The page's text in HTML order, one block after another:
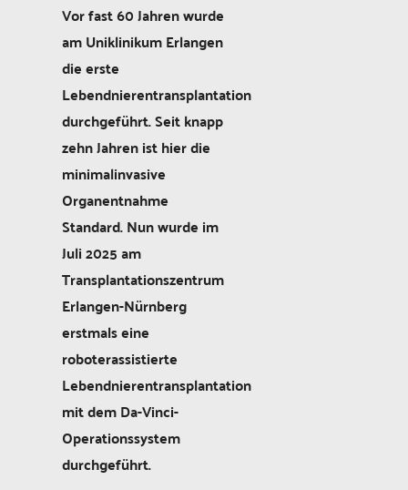
Vor fast 60 Jahren wurde
am Uniklinikum Erlangen
die erste
Lebendnierentransplantation
durchgeführt. Seit knapp
zehn Jahren ist hier die
minimalinvasive
Organentnahme
Standard. Nun wurde im
Juli 2025 am
Transplantationszentrum
Erlangen-Nürnberg
erstmals eine
roboterassistierte
Lebendnierentransplantation
mit dem Da-Vinci-
Operationssystem
durchgeführt.